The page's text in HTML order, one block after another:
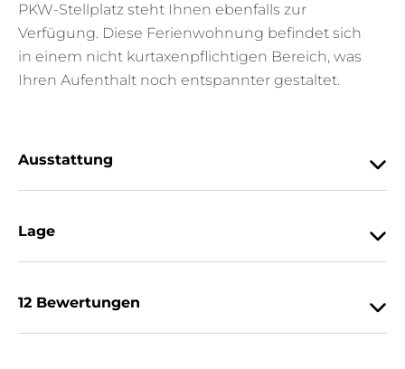
PKW-Stellplatz steht Ihnen ebenfalls zur
Verfügung. Diese Ferienwohnung befindet sich
in einem nicht kurtaxenpflichtigen Bereich, was
Ihren Aufenthalt noch entspannter gestaltet.
Ausstattung
Lage
12 Bewertungen